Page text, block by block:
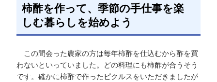
柿酢を作って、季節の手仕事を楽
しむ暮らしを始めよう
この間会った農家の方は毎年柿酢を仕込むから酢を買
わないといっていました。どの料理にも柿酢が合うそう
です。確かに柿酢で作ったピクルスをいただきましたが